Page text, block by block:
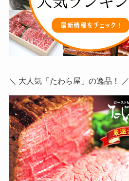
＼ 大人気「たわら屋」の逸品！ ／